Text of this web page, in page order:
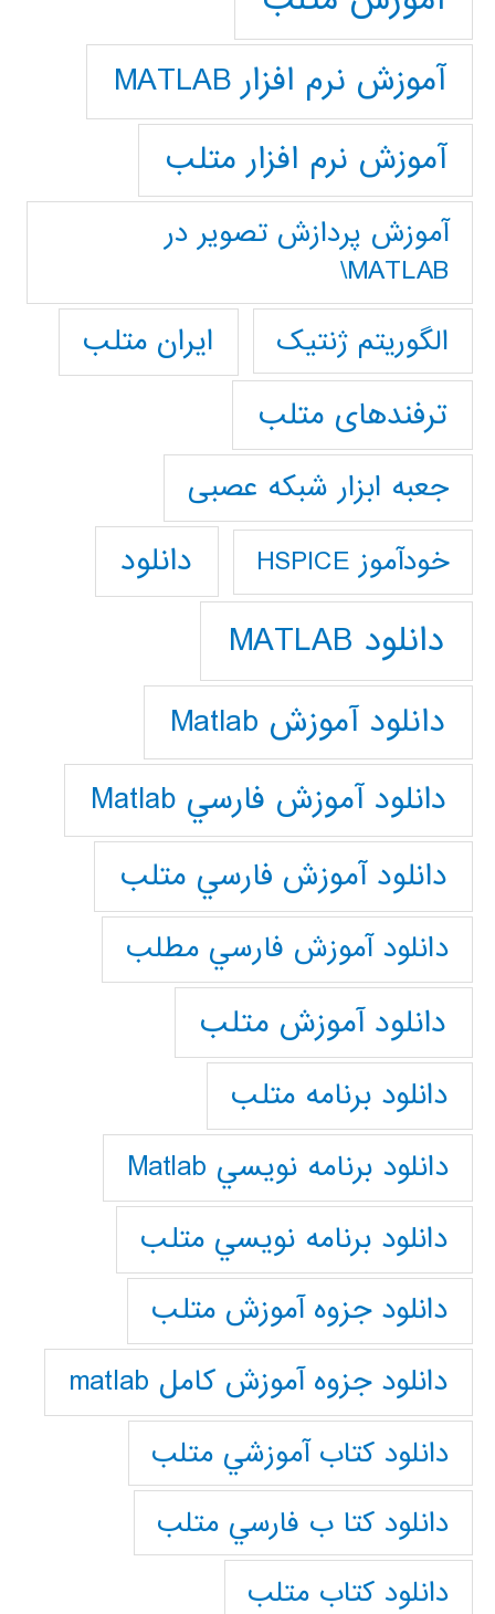
آموزش نرم افزار MATLAB
آموزش نرم افزار متلب
آموزش پردازش تصوير در
MATLAB\
الگوریتم ژنتیک
ایران متلب
ترفندهای متلب
جعبه ابزار شبکه عصبی
خودآموز HSPICE دانلود
دانلود MATLAB
دانلود آموزش Matlab
دانلود آموزش فارسي Matlab
دانلود آموزش فارسي متلب
دانلود آموزش فارسي مطلب
دانلود آموزش متلب
دانلود برنامه متلب
دانلود برنامه نويسي Matlab
دانلود برنامه نويسي متلب
دانلود جزوه آموزش متلب
دانلود جزوه آموزش کامل matlab
دانلود كتاب آموزشي متلب
دانلود كتا ب فارسي متلب
دانلود كتاب متلب